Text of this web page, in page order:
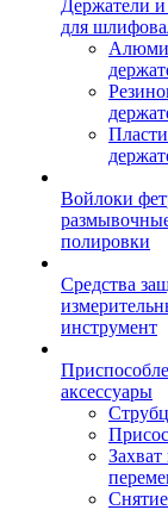
Держатели
для
Войлоки
полировки
Средства
инструмент
аксессуары
Захват